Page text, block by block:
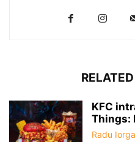
KFC
Things:
Radu Iorga